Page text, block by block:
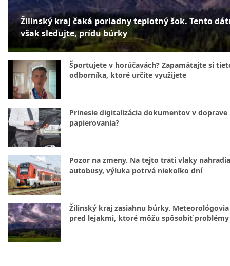
Žilinský kraj čaká poriadny teplotný šok. Tento
však sledujte, prídu búrky
Športujete v horúčavách? Zapamätajte si
odborníka, ktoré určite využijete
Prinesie digitalizácia dokumentov v doprave
papierovania?
Pozor na zmeny. Na tejto trati vlaky nahradia
autobusy, výluka potrvá niekoľko dní
Žilinský kraj zasiahnu búrky.
pred lejakmi, ktoré môžu spôsobiť problémy